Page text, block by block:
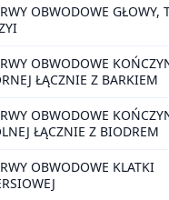
OBWODOWE GŁOWY,
OBWODOWE
ŁĄCZNIE Z BARKIEM
OBWODOWE
ŁĄCZNIE Z BIODREM
OBWODOWE KLATKI